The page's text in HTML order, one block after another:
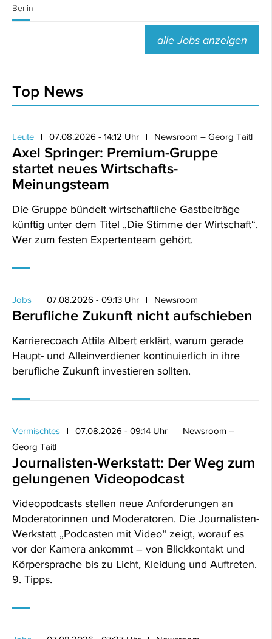
Berlin
alle Jobs anzeigen
Top News
Leute 07.08.2026 - 14:12 Uhr Newsroom – Georg Taitl
Axel Springer: Premium-Gruppe
startet neues Wirtschafts-
Meinungsteam
Die Gruppe bündelt wirtschaftliche Gastbeiträge
künftig unter dem Titel „Die Stimme der Wirtschaft“.
Wer zum festen Expertenteam gehört.
Jobs 07.08.2026 - 09:13 Uhr Newsroom
Berufliche Zukunft nicht aufschieben
Karrierecoach Attila Albert erklärt, warum gerade
Haupt- und Alleinverdiener kontinuierlich in ihre
berufliche Zukunft investieren sollten.
Vermischtes 07.08.2026 - 09:14 Uhr
Newsroom –
Georg Taitl
Journalisten-Werkstatt: Der Weg zum
gelungenen Videopodcast
Videopodcasts stellen neue Anforderungen an
Moderatorinnen und Moderatoren. Die Journalisten-
Werkstatt „Podcasten mit Video“ zeigt, worauf es
vor der Kamera ankommt – von Blickkontakt und
Körpersprache bis zu Licht, Kleidung und Auftreten.
9. Tipps.